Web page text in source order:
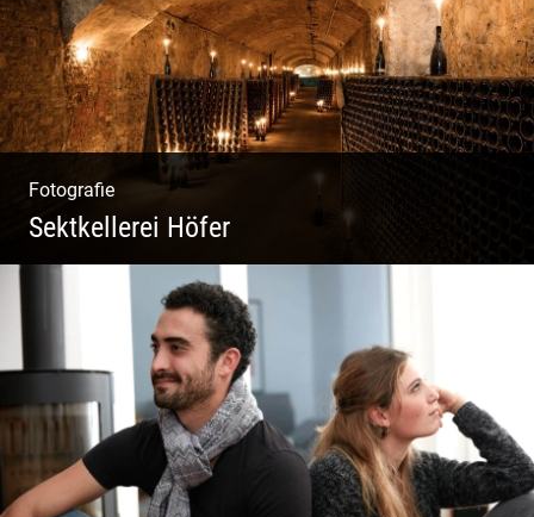
Fotografie
Sektkellerei Höfer
Sekt Perlen | Tiefe Keller | Coole Kerle |
Idyllische Weinberge